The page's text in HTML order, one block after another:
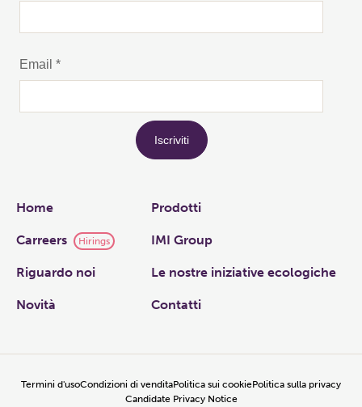
Links
Home Prodotti
Carreers Hirings IMI Group
Riguardo noi Le nostre iniziative ecologiche
Novità Contatti
Termini d'usoCondizioni di venditaPolitica sui cookiePolitica sulla privacy
Candidate Privacy Notice